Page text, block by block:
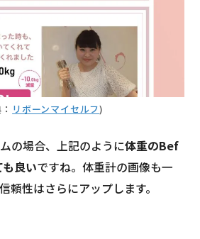
リボーンマイセルフ)
の場合、上記のように体重のBef
良いですね。体重計の画像も一
頼性はさらにアップします。